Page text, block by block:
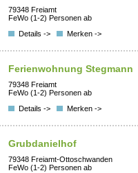
79348 Freiamt
FeWo (1-2) Personen ab
Details ->
Merken ->
Ferienwohnung Stegmann
79348 Freiamt
FeWo (1-2) Personen ab
Details ->
Merken ->
Grubdanielhof
79348 Freiamt-Ottoschwanden
FeWo (1-2) Personen ab